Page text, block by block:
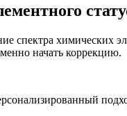
спектра
начать коррекцию.